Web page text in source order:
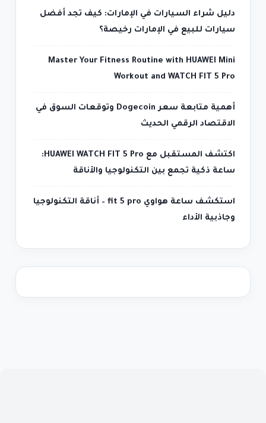
دليل شراء السيارات في الإمارات: كيف تجد أفضل
سيارات للبيع في الإمارات رخيصة؟
Master Your Fitness Routine with HUAWEI Mini
Workout and WATCH FIT 5 Pro
أهمية متابعة سعر Dogecoin وتوقعات السوق في
الاقتصاد الرقمي الحديث
اكتشف المستقبل مع HUAWEI WATCH FIT 5 Pro:
ساعة ذكية تجمع بين التكنولوجيا والأناقة
استكشف ساعة هواوي fit 5 pro – أناقة التكنولوجيا
وجاذبية الأداء